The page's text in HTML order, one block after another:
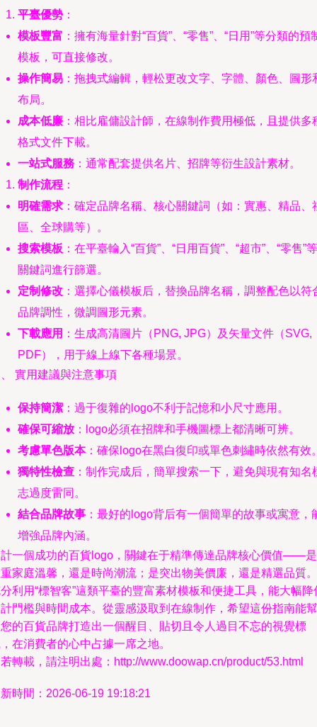
平臺優勢 ：
模板豐富 ：擁有海量針對“百貨”、“零售”、“日用”等分類的預
模板，可直接修改。
操作簡易 ：拖拽式編輯，輕松更改文字、字體、顏色、圖形
布局。
成本低廉 ：相比雇傭設計師，在線制作費用極低，且提供多
格式文件下載。
一站式服務 ：通常配套提供名片、招牌等衍生設計素材。
制作流程 ：
明確需求 ：確定品牌名稱、核心關鍵詞（如：實惠、精品、
區、全球購等）。
搜索模板 ：在平臺輸入“百貨”、“日用百貨”、“超市”、“零售”等
關鍵詞進行篩選。
定制修改 ：選擇心儀模板后，替換品牌名稱，調整配色以符
品牌調性，微調圖形元素。
下載應用 ：生成高清圖片（PNG, JPG）及矢量文件（SVG,
PDF），用于線上線下各種場景。
實用建議與注意事項
保持簡潔 ：過于復雜的logo不利于記憶和小尺寸應用。
確保可縮放 ：logo必須在招牌和手機圖標上都清晰可辨。
考慮單色版本：確保logo在黑白復印或單色刺繡時依然有效
獨特性檢查 ：制作完成后，簡單搜索一下，避免與現有知名
志過度雷同。
結合品牌故事 ：最好的logo背后有一個簡單的故事或寓意，
增強品牌內涵。
一個成功的百貨logo，關鍵在于精準傳達品牌核心價值——是
家庭溫馨，還是時尚潮流；是突出物美價廉，還是精選品質。
利用“標智客”這類平臺的豐富素材模板和便捷工具，能大幅降
門檻與時間成本。從靈感汲取到在線制作，希望這份指南能幫
的百貨品牌打造出一個醒目、貼切且令人過目不忘的視覺標
在消費者的心中占據一席之地。
轉載，請注明出處：http://www.doowap.cn/product/53.html
時間：2026-06-19 19:18:21